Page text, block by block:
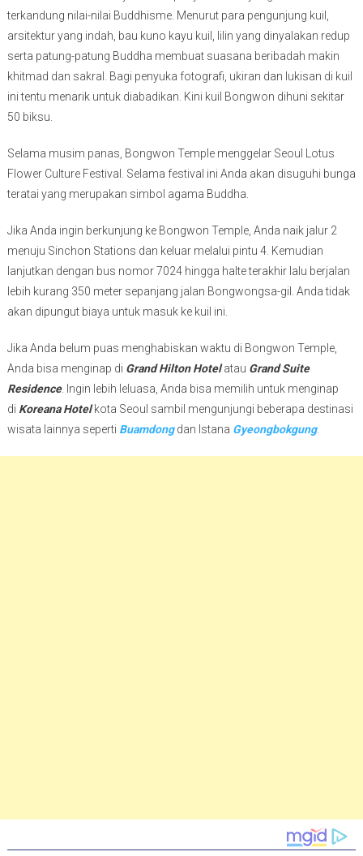
terkandung nilai-nilai Buddhisme. Menurut para pengunjung kuil,
arsitektur yang indah, bau kuno kayu kuil, lilin yang dinyalakan redup
serta patung-patung Buddha membuat suasana beribadah makin
khitmad dan sakral. Bagi penyuka fotografi, ukiran dan lukisan di kuil
ini tentu menarik untuk diabadikan. Kini kuil Bongwon dihuni sekitar
50 biksu.
Selama musim panas, Bongwon Temple menggelar Seoul Lotus
Flower Culture Festival. Selama festival ini Anda akan disuguhi bunga
teratai yang merupakan simbol agama Buddha.
Jika Anda ingin berkunjung ke Bongwon Temple, Anda naik jalur 2
menuju Sinchon Stations dan keluar melalui pintu 4. Kemudian
lanjutkan dengan bus nomor 7024 hingga halte terakhir lalu berjalan
lebih kurang 350 meter sepanjang jalan Bongwongsa-gil. Anda tidak
akan dipungut biaya untuk masuk ke kuil ini.
Jika Anda belum puas menghabiskan waktu di Bongwon Temple,
Anda bisa menginap di Grand Hilton Hotelatau Grand Suite
Residence. Ingin lebih leluasa, Anda bisa memilih untuk menginap
di Koreana Hotelkota Seoul sambil mengunjungi beberapa destinasi
wisata lainnya seperti Buamdongdan Istana Gyeongbokgung.